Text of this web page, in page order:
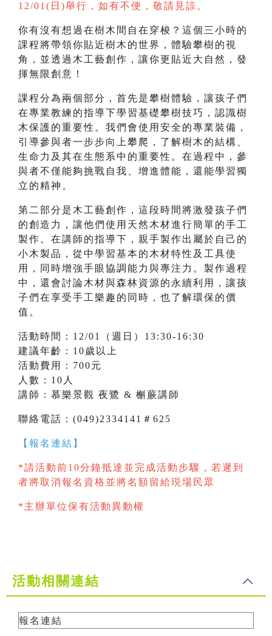
12/01(日)舉行，如有不便，敬請見諒。
你有沒有想過在樹木間自在穿梭？這個三小時的
課程將帶領你貼近樹木的世界，體驗攀樹的視
角，並透過木工藝創作，讓你更貼近大自然，發
揮無限創意！
課程分為兩個部分，首先是攀樹體驗，讓孩子們
在專業教練的指導下學習基礎攀樹技巧，認識樹
木保護的重要性。我們會使用安全的專業裝備，
引導參與者一步步向上攀爬，了解樹木的結構、
生命力及其在生態系中的重要性。在過程中，參
與者不僅能夠挑戰自我、增進體能，還能學習獨
立的精神。
第二部分是木工藝創作，這段時間將激發孩子們
的創造力，讓他們使用天然木材進行簡單的手工
製作。在講師的指導下，親手製作出屬於自己的
小木製品，從中學習基本的木材特性及工具使
用，同時增強手眼協調能力與專注力。製作過程
中，還會討論木材與森林資源的永續利用，讓孩
子們在享受手工樂趣的同時，也了解環保的價
值。
活動時間：12/01（週日）13:30-16:30
建議年齡：10歲以上
活動費用：700元
人數：10人
講師：慕樂景觀 夜鷺 & 槲蕨講師
聯絡電話：(049)2334141＃625
【報名連結】
*請活動前10分鐘抵達並完成活動步驟，若遲到
者將取消報名資格並將名額留給現場民眾
*主辦單位保有活動異動權
活動相關連結
報名連結